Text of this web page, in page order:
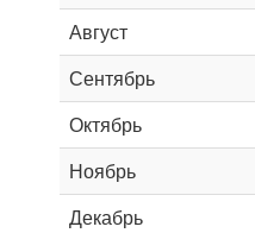
Август
Сентябрь
Октябрь
Ноябрь
Декабрь